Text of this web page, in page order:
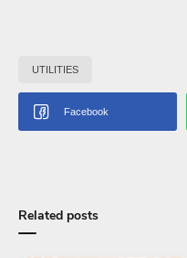
UTILITIES
Related posts